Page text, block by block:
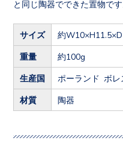
と同じ陶器でできた置物で
サイズ 約
重量 約100g
生産国 ポーランド ボレ
材質 陶器